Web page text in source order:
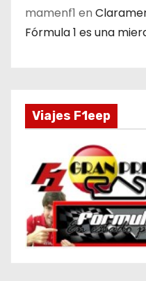
mamenf1 en
Fórmula 1 es una
Viajes F1eep